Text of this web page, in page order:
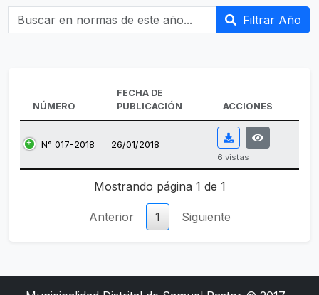
Buscar en normas de este año... Filtrar Año
NÚMERO
FECHA DE
PUBLICACIÓN
ACCIONES
N° 017-2018 26/01/2018
6 vistas
Mostrando página 1 de 1
Anterior 1 Siguiente